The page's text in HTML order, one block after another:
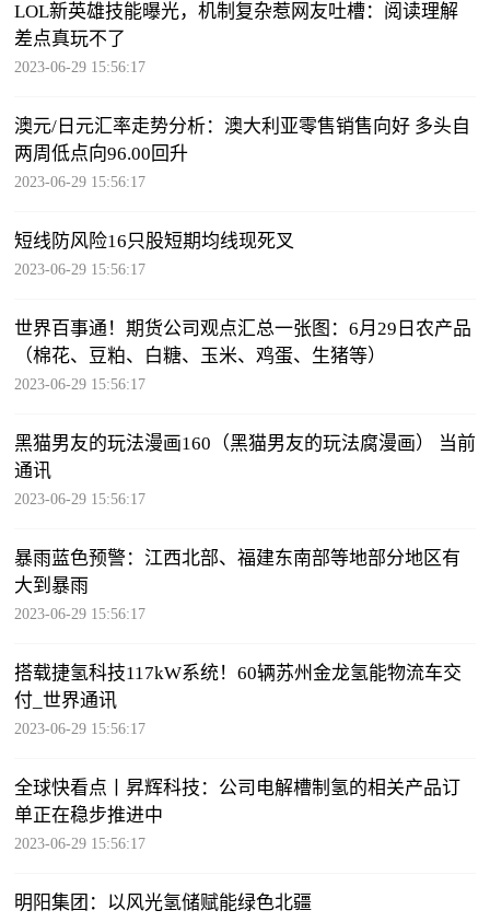
LOL新英雄技能曝光，机制复杂惹网友吐槽：阅读理解
差点真玩不了
2023-06-29 15:56:17
澳元/日元汇率走势分析：澳大利亚零售销售向好 多头自
两周低点向96.00回升
2023-06-29 15:56:17
短线防风险16只股短期均线现死叉
2023-06-29 15:56:17
世界百事通！期货公司观点汇总一张图：6月29日农产品
（棉花、豆粕、白糖、玉米、鸡蛋、生猪等）
2023-06-29 15:56:17
黑猫男友的玩法漫画160（黑猫男友的玩法腐漫画） 当前
通讯
2023-06-29 15:56:17
暴雨蓝色预警：江西北部、福建东南部等地部分地区有
大到暴雨
2023-06-29 15:56:17
搭载捷氢科技117kW系统！60辆苏州金龙氢能物流车交
付_世界通讯
2023-06-29 15:56:17
全球快看点丨昇辉科技：公司电解槽制氢的相关产品订
单正在稳步推进中
2023-06-29 15:56:17
明阳集团：以风光氢储赋能绿色北疆